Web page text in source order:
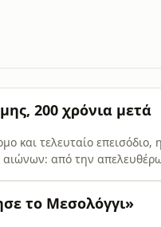
200 χρόνια μετά
και τελευταίο επεισόδιο, η
αιώνων: από την
το Μεσολόγγι»